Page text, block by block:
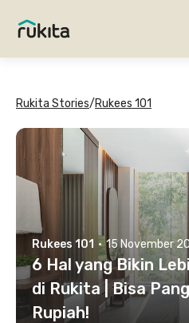
Rukita Stories/Rukees 101
Rukees 101 · 15 November
6 Hal yang Bikin
di Rukita | Bisa
Rupiah!